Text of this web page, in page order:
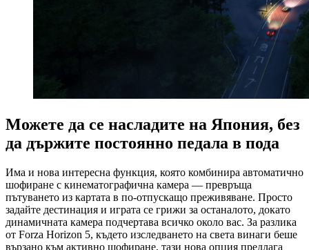
Можете да се насладите на Япония, без
да държите постоянно педала в пода
Има и нова интересна функция, която комбинира автоматично
шофиране с кинематографична камера — превръща
пътуването из картата в по-отпускащо преживяване. Просто
задайте дестинация и играта се грижи за останалото, докато
динамичната камера подчертава всичко около вас. За разлика
от Forza Horizon 5, където изследването на света винаги беше
вързано към активно шофиране, тази нова опция предлага